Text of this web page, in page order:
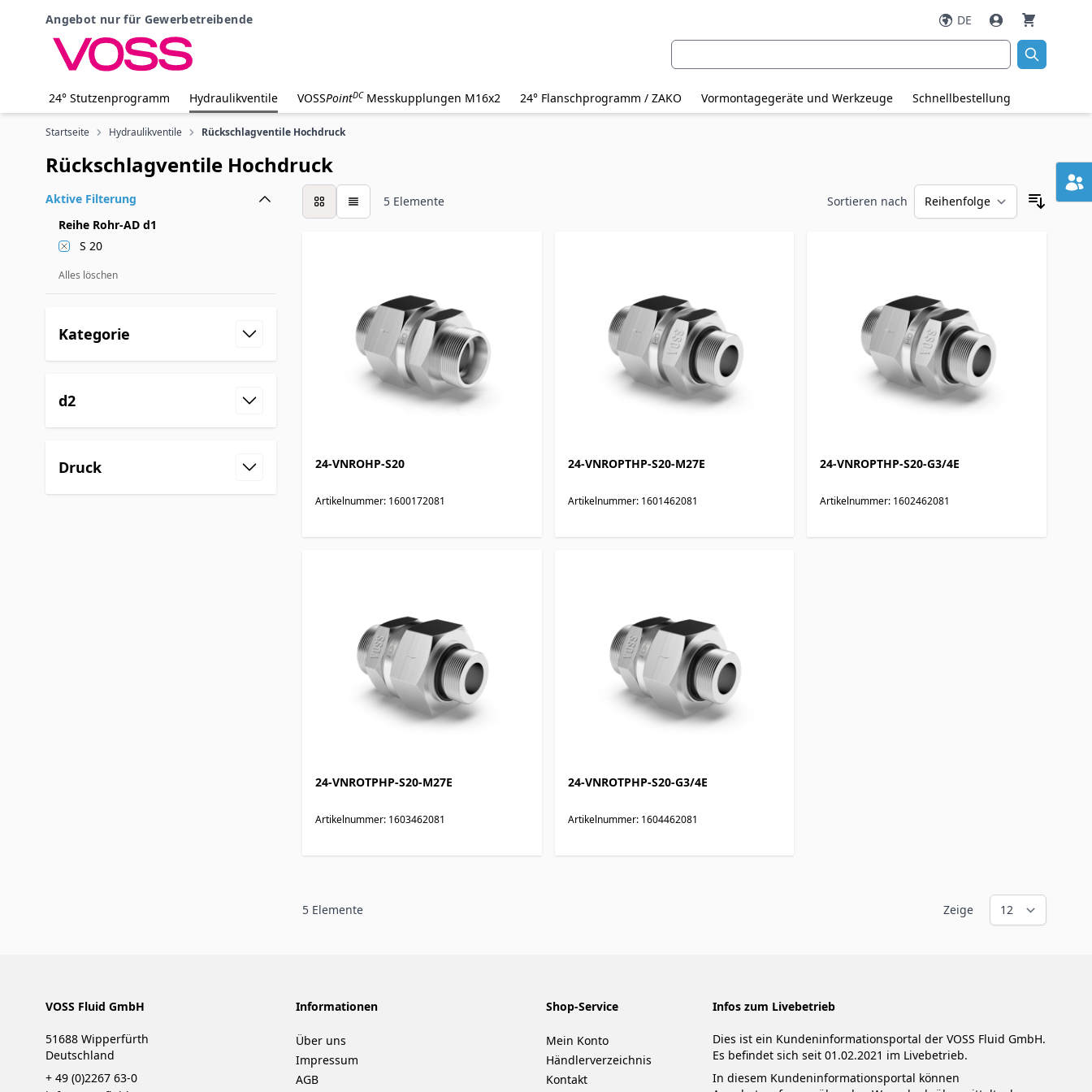
Angebot nur für Gewerbetreibende
DE
Suche
24° Stutzenprogramm Hydraulikventile VOSSPointDC Messkupplungen M16x2 24° Flanschprogramm / ZAKO Vormontagegeräte und Werkzeuge Schnellbestellung
Startseite Hydraulikventile Rückschlagventile Hochdruck
Rückschlagventile Hochdruck
Aktive Filterung
Reihe Rohr-AD d1
S 20
Alles löschen
Kategorie
d2
Druck
5 Elemente
Liste Sortieren nach
24-VNROHP-S20
Artikelnummer: 1600172081
24-VNROPTHP-S20-M27E
Artikelnummer: 1601462081
24-VNROPTHP-S20-G3/4E
Artikelnummer: 1602462081
24-VNROTPHP-S20-M27E
Artikelnummer: 1603462081
24-VNROTPHP-S20-G3/4E
Artikelnummer: 1604462081
5 Elemente Zeige
VOSS Fluid GmbH
51688 Wipperfürth
Deutschland
+ 49 (0)2267 63-0
Informationen
Über uns
Impressum
AGB
Shop-Service
Mein Konto
Händlerverzeichnis
Kontakt
Infos zum Livebetrieb
Dies ist ein Kundeninformationsportal der VOSS Fluid GmbH.
Es befindet sich seit 01.02.2021 im Livebetrieb.
In diesem Kundeninformationsportal können